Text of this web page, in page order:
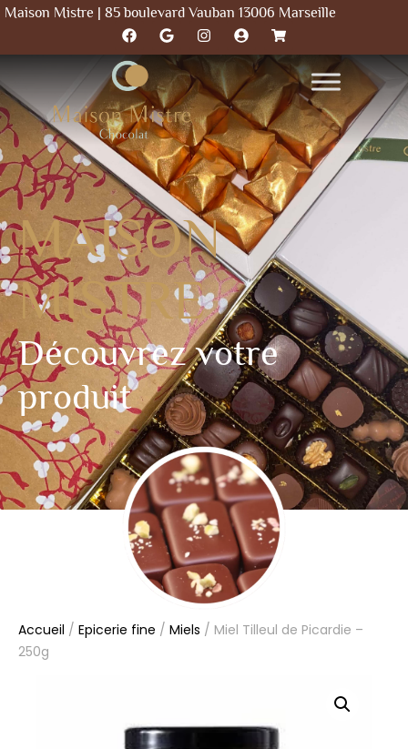
Maison Mistre | 85 boulevard Vauban 13006 Marseille
MAISON
MISTRE
Découvrez votre
produit
Accueil / Epicerie fine / Miels / Miel Tilleul de Picardie –
250g